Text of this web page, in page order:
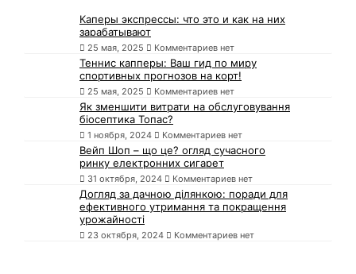
Каперы экспрессы: что это и как на них
зарабатывают
25 мая, 2025 Комментариев нет
Теннис капперы: Ваш гид по миру
спортивных прогнозов на корт!
25 мая, 2025 Комментариев нет
Як зменшити витрати на обслуговування
біосептика Топас?
1 ноября, 2024 Комментариев нет
Вейп Шоп – що це? огляд сучасного
ринку електронних сигарет
31 октября, 2024 Комментариев нет
Догляд за дачною ділянкою: поради для
ефективного утримання та покращення
урожайності
23 октября, 2024 Комментариев нет